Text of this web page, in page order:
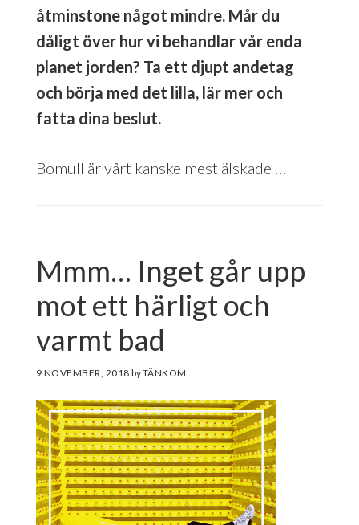
åtminstone något mindre. Mår du
dåligt över hur vi behandlar vår enda
planet jorden? Ta ett djupt andetag
och börja med det lilla, lär mer och
fatta dina beslut.
Bomull är vårt kanske mest älskade …
Mmm… Inget går upp
mot ett härligt och
varmt bad
9 NOVEMBER, 2018 by